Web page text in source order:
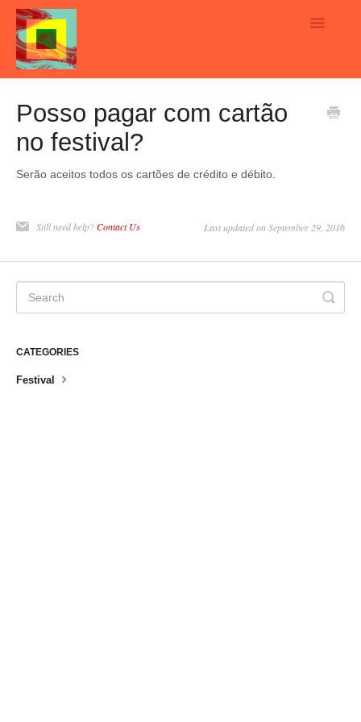
Toggle
Português
Posso pagar com cartão
no festival?
Serão aceitos todos os cartões de crédito e débito.
Still need help?Contact Us Last updated on September 29, 2016
CATEGORIES
Festival